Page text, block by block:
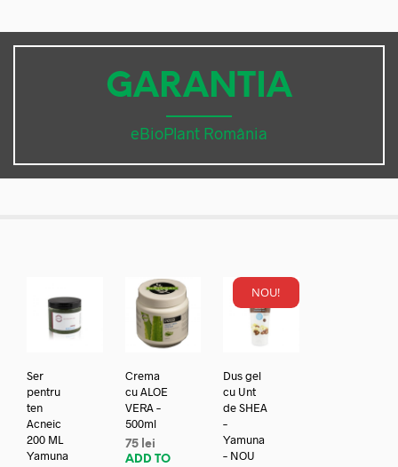
GARANTIA
eBioPlant România
Ser
pentru
ten
Acneic
200 ML
Yamuna
Crema
cu ALOE
VERA –
500ml
75 lei
ADD TO
NOU!
Dus gel
cu Unt
de SHEA
–
Yamuna
– NOU